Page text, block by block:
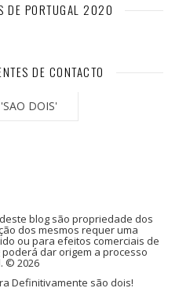
DE PORTUGAL 2020
DE CONTACTO
DOIS'
blog são propriedade dos
dos mesmos requer uma
ou para efeitos comerciais de
dar origem a processo
© 2026
Definitivamente são dois!